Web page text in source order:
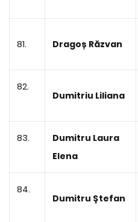
81. Dragoș Răzvan
82.
Dumitriu Liliana
83.
Dumitru Laura
Elena
84.
Dumitru Ștefan